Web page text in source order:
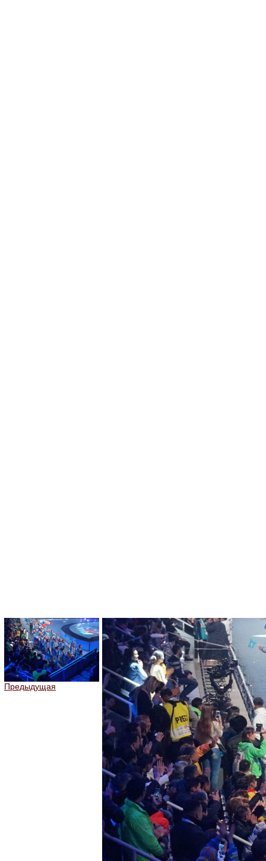
Предыдущая